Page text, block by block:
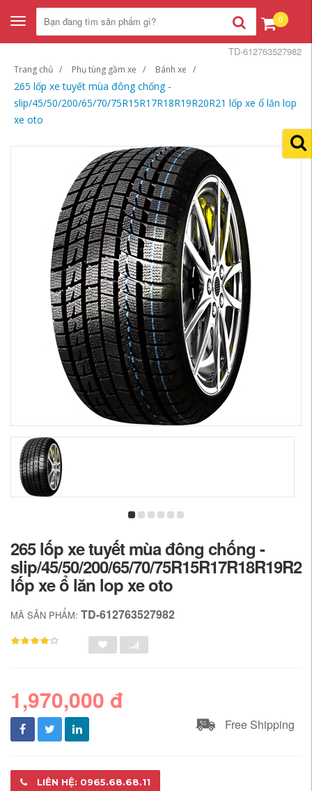
Toggle
navigation
0
Trang chủ Phụ tùng gầm xe Bánh xe
265 lốp xe tuyết mùa đông chống -
slip/45/50/200/65/70/75R15R17R18R19R20R21 lốp xe ổ lăn lop
xe oto
TD-612763527982
265 lốp xe tuyết mùa đông chống -
slip/45/50/200/65/70/
lốp xe ổ lăn lop xe oto
MÃ SẢN PHẨM: TD-612763527982
1,970,000 đ
Free Shipping
LIÊN HỆ: 0965.68.68.11